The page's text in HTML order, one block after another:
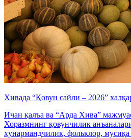
Хивада “Қовун сайли – 2026”
Ичан қалъа ва “Арда Хива”
Хоразмнинг қовунчилик
ҳунармандчилик, фольклор, мусиқа